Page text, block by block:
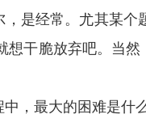
，是经常。尤其某
想干脆放弃吧。当
，最大的困难是什